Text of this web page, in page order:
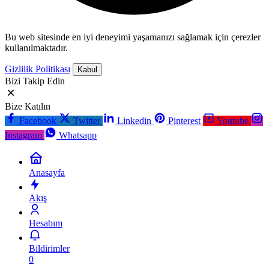
Bu web sitesinde en iyi deneyimi yaşamanızı sağlamak için çerezler
kullanılmaktadır.
Gizlilik Politikası Kabul
Bizi Takip Edin
Bize Katılın
Facebook
Twitter Linkedin Pinterest
Youtube
Instagram
Whatsapp
Anasayfa
Akış
Hesabım
Bildirimler
0